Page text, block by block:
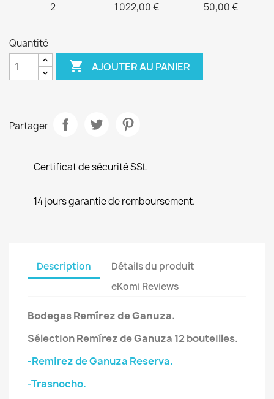
2 1 022,00 € 50,00 €
Quantité
 AJOUTER AU PANIER
Partager
Certificat de sécurité SSL
14 jours garantie de remboursement.
Description
Détails du produit
eKomi Reviews
Bodegas Remírez de Ganuza.
SélectionRemírez de Ganuza 12 bouteilles.
-Remirez de Ganuza Reserva.
-Trasnocho.